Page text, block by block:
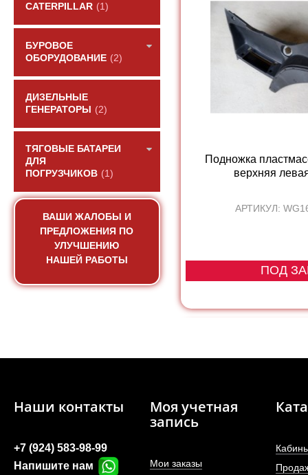
CATERPILLAR (1)
БУРОВОЕ
ОБОРУДОВАНИЕ (2)
ДИЗЕЛЬНЫЕ
ГЕНЕРАТОРЫ
(2)
ТЯГОВЫЕ БАТАРЕИ
ДЛЯ
ПОГРУЗЧИКОВ (1)
ВАШИ ЖАЛОБЫ И
ПРЕДЛОЖЕНИЯ ПО
УЛУЧШЕНИЮ
НАШЕЙ РАБОТЫ
Подножка
верхняя
АРТИКУЛ:
ПОД
Наши контакты
+7 (924) 583-98-99
Напишите нам
Моя учетная
запись
Мои заказы